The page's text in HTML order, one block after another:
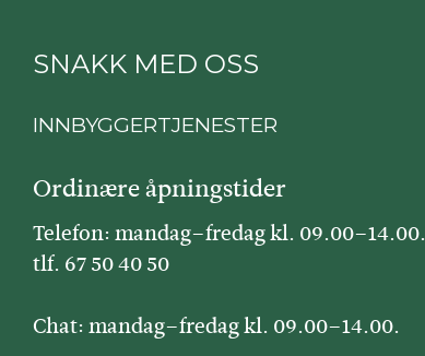
SNAKK MED OSS
INNBYGGERTJENESTER
Ordinære åpningstider
Telefon: mandag–fredag kl. 09.00–14.00.
tlf. 67 50 40 50
Chat: mandag–fredag kl. 09.00–14.00.